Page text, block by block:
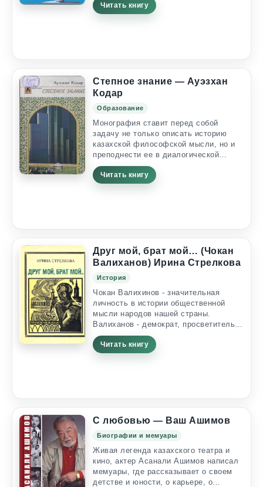
студентам вузов, школьникам,
широкому кругу читателей и всем тем,
племена и роды стали...
Читать книгу
Степное знание — Ауэзхан
Кодар
Образование
Монография ставит перед собой
задачу не только описать историю
казахской философской мысли, но и
преподнести ее в диалогической
стратегии истории и современности, в
системе культурно-цивилизационной
идентичности и переоценке ценностей
марксизмом, как с устаревшей
идеологической...
Читать книгу
Друг мой, брат мой… (Чокан
Валиханов) Ирина Стрелкова
История
Чокан Валихинов - значительная
личность в истории общественной
мысли народов нашей страны.
Валиханов - демократ, просветитель,
географ - первый ученый-казах.
Валиханов открыл для науки великий
эпос "Манас". В книге широко
университета С. Я. Булатова, чьи
Читать книгу
С любовью — Ваш Ашимов
Биографии и мемуары
Живая легенда казахского театра и
кино, актер Асанали Ашимов написал
мемуары, где рассказывает о своем
детстве и юности, о карьере, о